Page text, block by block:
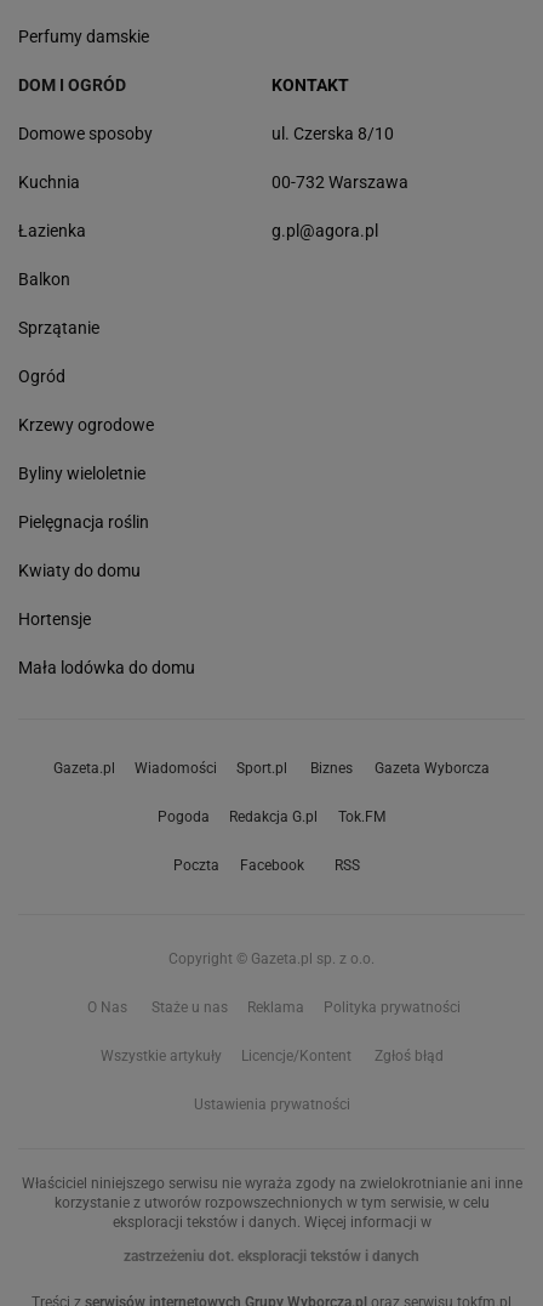
Perfumy damskie
DOM I OGRÓD
Domowe sposoby
Kuchnia
Łazienka
Balkon
Sprzątanie
Ogród
Krzewy ogrodowe
Byliny wieloletnie
Pielęgnacja roślin
Kwiaty do domu
Hortensje
Mała lodówka do domu
KONTAKT
ul. Czerska 8/10
00-732 Warszawa
g.pl@agora.pl
Gazeta.pl Wiadomości Sport.pl Biznes Gazeta Wyborcza
Pogoda Redakcja G.pl Tok.FM
Poczta Facebook RSS
Copyright © Gazeta.pl sp. z o.o.
O Nas Staże u nas Reklama Polityka prywatności
Wszystkie artykuły Licencje/Kontent Zgłoś błąd
Ustawienia prywatności
Właściciel niniejszego serwisu nie wyraża zgody na zwielokrotnianie ani inne
korzystanie z utworów rozpowszechnionych w tym serwisie, w celu
eksploracji tekstów i danych. Więcej informacji w
zastrzeżeniu dot. eksploracji tekstów i danych